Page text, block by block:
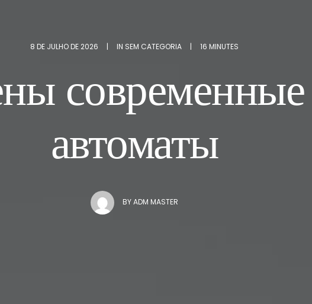
8 DE JULHO DE 2026 | IN SEM CATEGORIA | 16 MINUTES
автоматы
BYADM MASTER